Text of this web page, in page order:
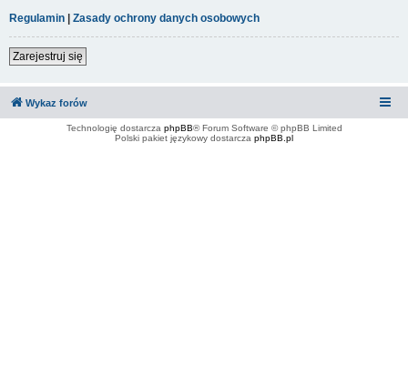
Regulamin | Zasady ochrony danych osobowych
Zarejestruj się
Wykaz forów
Technologię dostarcza phpBB® Forum Software © phpBB Limited
Polski pakiet językowy dostarcza phpBB.pl